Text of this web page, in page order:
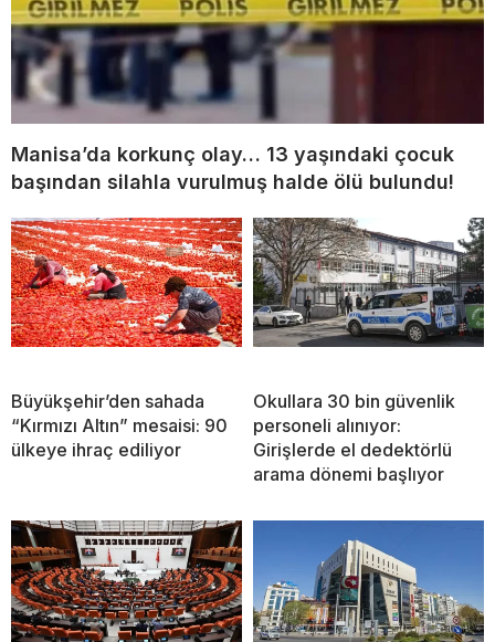
Manisa’da korkunç olay… 13 yaşındaki çocuk
başından silahla vurulmuş halde ölü bulundu!
Büyükşehir’den sahada
“Kırmızı Altın” mesaisi: 90
ülkeye ihraç ediliyor
Okullara 30 bin güvenlik
personeli alınıyor:
Girişlerde el dedektörlü
arama dönemi başlıyor